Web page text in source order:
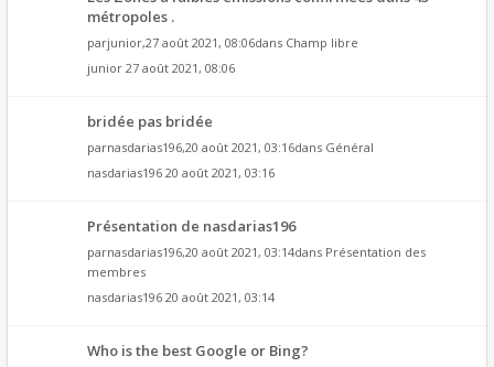
métropoles .
parjunior,27 août 2021, 08:06dans Champ libre
junior 27 août 2021, 08:06
bridée pas bridée
parnasdarias196,20 août 2021, 03:16dans Général
nasdarias196 20 août 2021, 03:16
Présentation de nasdarias196
parnasdarias196,20 août 2021, 03:14dans Présentation des
membres
nasdarias196 20 août 2021, 03:14
Who is the best Google or Bing?